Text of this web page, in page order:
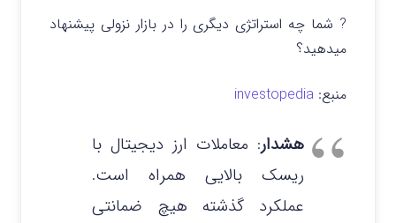
? شما چه استراتژی دیگری را در بازار نزولی پیشنهاد
میدهید؟
منبع: investopedia
هشدار: معاملات ارز دیجیتال با
ریسک بالایی همراه است.
عملکرد گذشته هیچ ضمانتی